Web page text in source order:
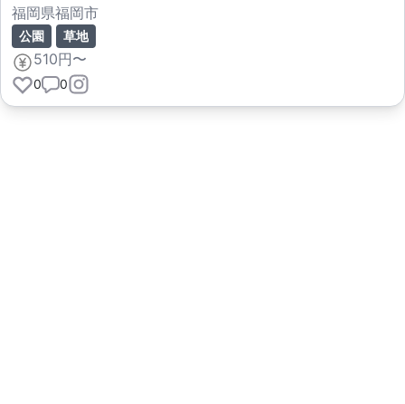
福岡県福岡市
公園 草地
510円〜
0 0